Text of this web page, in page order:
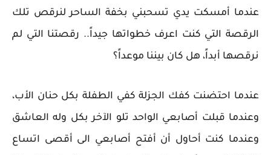
عندما أمسكت يدي تسحبني بخفة الساحر لنرقص تلك
الرقصة التي كنت اعرف خطواتها جيداً.. رقصتنا التي لم
نرقصها أبداً، هل كان بيننا موعداً؟
عندما احتضنت كفك الجزلة كفي الطفلة بكل حنان الأب،
وعندما قبلت أصابعي الواحد تلو الآخر بكل وله العاشق
وعندما كنت أحاول أن أفتح أصابعي الى أقصى اتساع